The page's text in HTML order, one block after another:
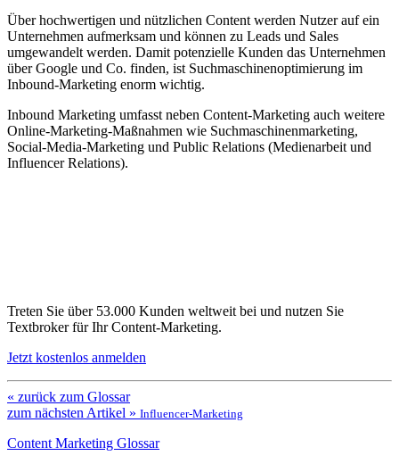
Über hochwertigen und nützlichen Content werden Nutzer auf ein
Unternehmen aufmerksam und können zu Leads und Sales
umgewandelt werden. Damit potenzielle Kunden das Unternehmen
über Google und Co. finden, ist Suchmaschinenoptimierung im
Inbound-Marketing enorm wichtig.
Inbound Marketing umfasst neben Content-Marketing auch weitere
Online-Marketing-Maßnahmen wie Suchmaschinenmarketing,
Social-Media-Marketing und Public Relations (Medienarbeit und
Influencer Relations).
Treten Sie über 53.000 Kunden weltweit bei und nutzen Sie
Textbroker für Ihr Content-Marketing.
Jetzt kostenlos anmelden
« zurück zum Glossar
zum nächsten Artikel » Influencer-Marketing
Content Marketing Glossar